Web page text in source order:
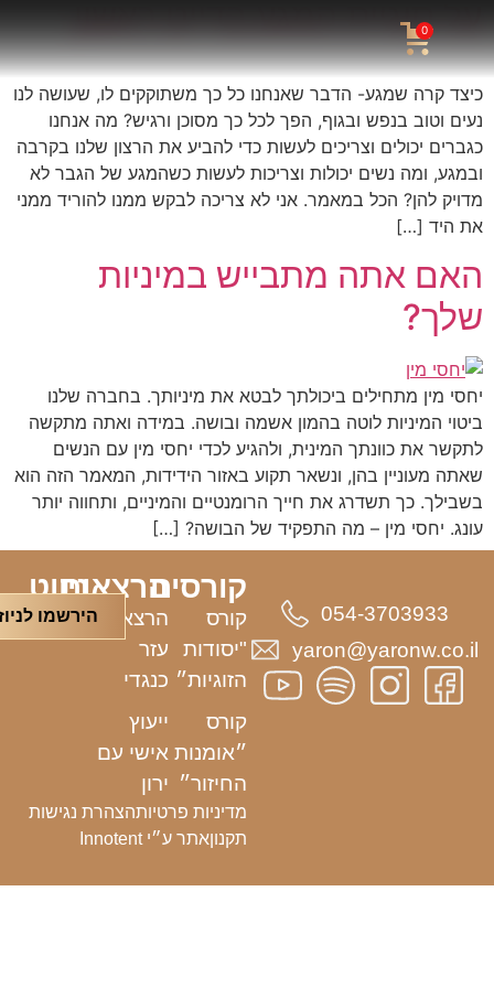
0
על סוגיית המגע בדייט ראשון
כיצד קרה שמגע- הדבר שאנחנו כל כך משתוקקים לו, שעושה לנו
נעים וטוב בנפש ובגוף, הפך לכל כך מסוכן ורגיש? מה אנחנו
כגברים יכולים וצריכים לעשות כדי להביע את הרצון שלנו בקרבה
ובמגע, ומה נשים יכולות וצריכות לעשות כשהמגע של הגבר לא
מדויק להן? הכל במאמר. אני לא צריכה לבקש ממנו להוריד ממני
את היד […]
האם אתה מתבייש במיניות
שלך?
יחסי מין מתחילים ביכולתך לבטא את מיניותך. בחברה שלנו
ביטוי המיניות לוטה בהמון אשמה ובושה. במידה ואתה מתקשה
לתקשר את כוונתך המינית, ולהגיע לכדי יחסי מין עם הנשים
שאתה מעוניין בהן, ונשאר תקוע באזור הידידות, המאמר הזה הוא
בשבילך. כך תשדרג את חייך הרומנטיים והמיניים, ותחווה יותר
עונג. יחסי מין – מה התפקיד של הבושה? […]
קורסים
קורס
"יסודות
הזוגיות״
קורס
״אומנות
החיזור״
הרצאות
הרצאת
עזר
כנגדי
ייעוץ
אישי עם
ירון
ניווט
באתר
מדיניות פרטיותהצהרת נגישות
תקנוןאתר ע״י Innotent
054-3703933
yaron@yaronw.co.il
הירשמו